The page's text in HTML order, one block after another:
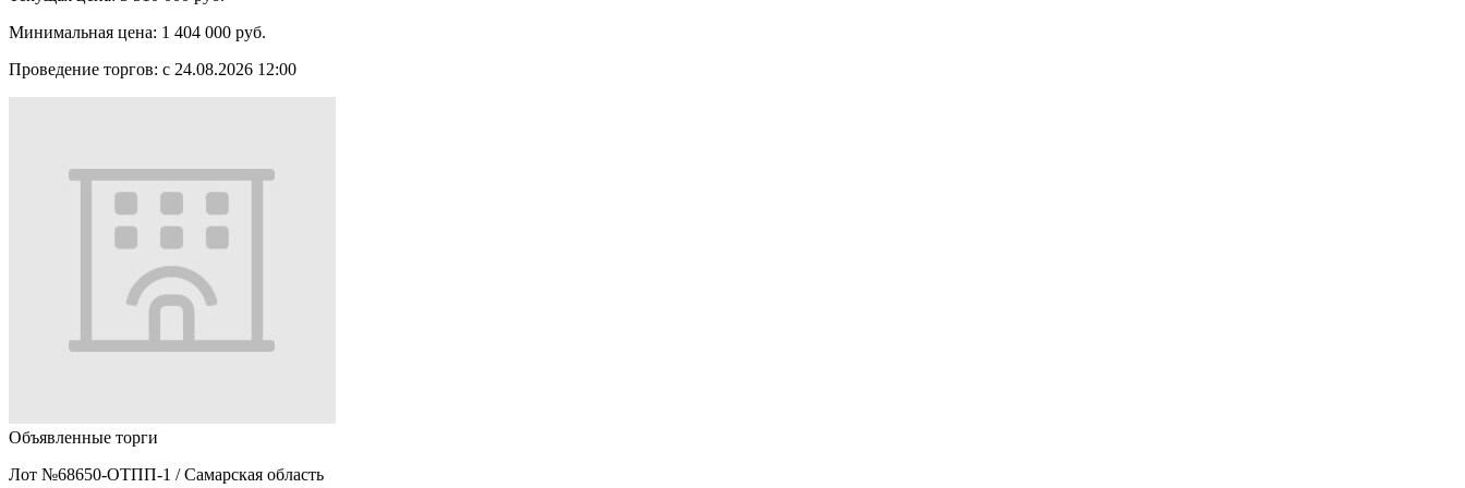
Минимальная цена: 1 404 000 руб.
Проведение торгов: с 24.08.2026 12:00
Объявленные торги
Лот №68650-ОТПП-1 / Самарская область